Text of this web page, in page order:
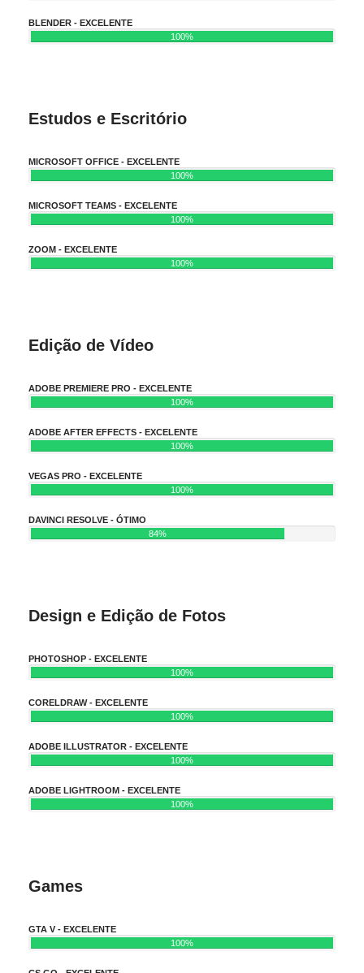
BLENDER - EXCELENTE
100%
Estudos e Escritório
MICROSOFT OFFICE - EXCELENTE
100%
MICROSOFT TEAMS - EXCELENTE
100%
ZOOM - EXCELENTE
100%
Edição de Vídeo
ADOBE PREMIERE PRO - EXCELENTE
100%
ADOBE AFTER EFFECTS - EXCELENTE
100%
VEGAS PRO - EXCELENTE
100%
DAVINCI RESOLVE - ÓTIMO
84%
Design e Edição de Fotos
PHOTOSHOP - EXCELENTE
100%
CORELDRAW - EXCELENTE
100%
ADOBE ILLUSTRATOR - EXCELENTE
100%
ADOBE LIGHTROOM - EXCELENTE
100%
Games
GTA V - EXCELENTE
100%